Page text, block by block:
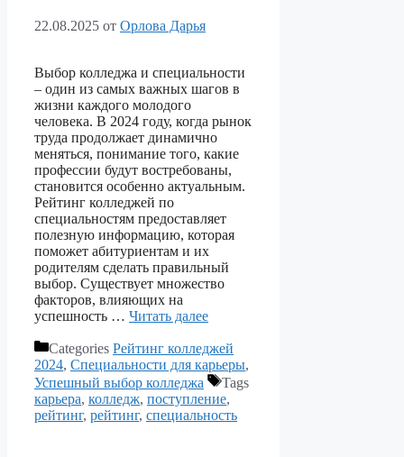
22.08.2025 от Орлова Дарья
Выбор колледжа и специальности
– один из самых важных шагов в
жизни каждого молодого
человека. В 2024 году, когда рынок
труда продолжает динамично
меняться, понимание того, какие
профессии будут востребованы,
становится особенно актуальным.
Рейтинг колледжей по
специальностям предоставляет
полезную информацию, которая
поможет абитуриентам и их
родителям сделать правильный
выбор. Существует множество
факторов, влияющих на
успешность … Читать далее
Categories Рейтинг колледжей
2024, Специальности для карьеры,
Успешный выбор колледжа
Tags
карьера, колледж, поступление,
рейтинг, рейтинг, специальность